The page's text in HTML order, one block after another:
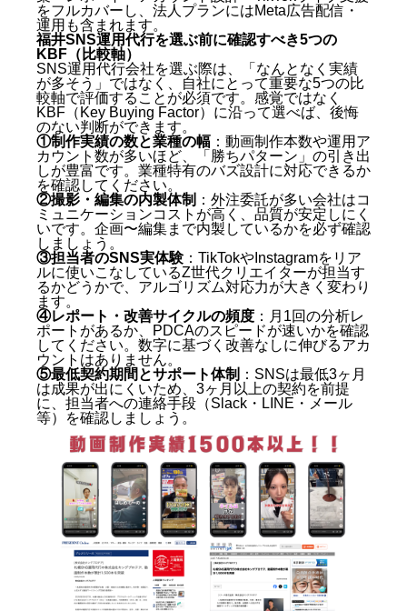
をフルカバーし、法人プランにはMeta広告配信・
運用も含まれます。
福井SNS運用代行を選ぶ前に確認すべき5つの
KBF（比較軸）
SNS運用代行会社を選ぶ際は、「なんとなく実績
が多そう」ではなく、自社にとって重要な5つの比
較軸で評価することが必須です。感覚ではなく
KBF（Key Buying Factor）に沿って選べば、後悔
のない判断ができます。
①制作実績の数と業種の幅 ：動画制作本数や運用ア
カウント数が多いほど、「勝ちパターン」の引き出
しが豊富です。業種特有のバズ設計に対応できるか
を確認してください。
②撮影・編集の内製体制 ：外注委託が多い会社はコ
ミュニケーションコストが高く、品質が安定しにく
いです。企画〜編集まで内製しているかを必ず確認
しましょう。
③担当者のSNS実体験：TikTokやInstagramをリア
ルに使いこなしているZ世代クリエイターが担当す
るかどうかで、アルゴリズム対応力が大きく変わり
ます。
④レポート・改善サイクルの頻度 ：月1回の分析レ
ポートがあるか、PDCAのスピードが速いかを確認
してください。数字に基づく改善なしに伸びるアカ
ウントはありません。
⑤最低契約期間とサポート体制 ：SNSは最低3ヶ月
は成果が出にくいため、3ヶ月以上の契約を前提
に、担当者への連絡手段（Slack・LINE・メール
等）を確認しましょう。